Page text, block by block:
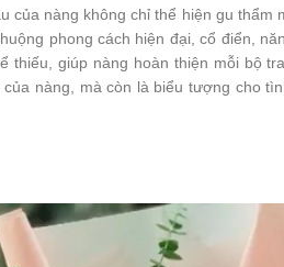
của nàng không chỉ thể hiện gu
phong cách hiện đại, cổ điển,
thiếu, giúp nàng hoàn thiện mỗi bộ
nàng, mà còn là biểu tượng cho